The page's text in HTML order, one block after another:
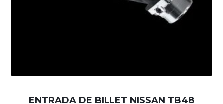
ENTRADA DE BILLET NISSAN TB48